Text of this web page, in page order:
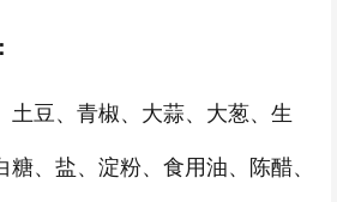
土豆、青椒、大蒜、大葱、生
、盐、淀粉、食用油、陈醋、